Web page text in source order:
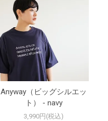
Anyway（ビッグシルエッ
ト） - navy
3,990円(税込)